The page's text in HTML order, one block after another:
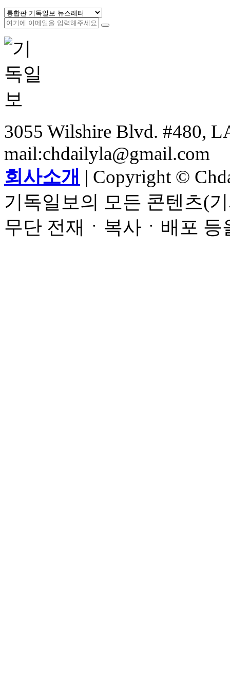
3055 Wilshire Blvd. #480,
mail:chdailyla@gmail.com
회사소개 | Copyright ©
기독일보의 모든 콘텐츠(
무단 전재ㆍ복사ㆍ배포 등